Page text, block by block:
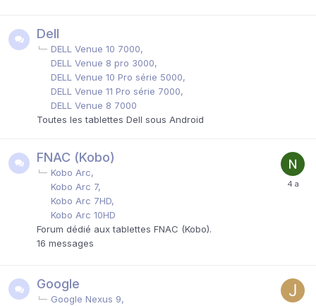
Dell
DELL Venue 10 7000
DELL Venue 8 pro 3000
DELL Venue 10 Pro série 5000
DELL Venue 11 Pro série 7000
DELL Venue 8 7000
Toutes les tablettes Dell sous Android
FNAC (Kobo)
Kobo Arc
Kobo Arc 7
Kobo Arc 7HD
Kobo Arc 10HD
Forum dédié aux tablettes FNAC (Kobo).
16 messages
Google
Google Nexus 9